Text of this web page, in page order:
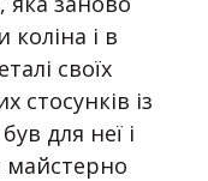
і в
своїх
стосунків із
для неї і
майстерно